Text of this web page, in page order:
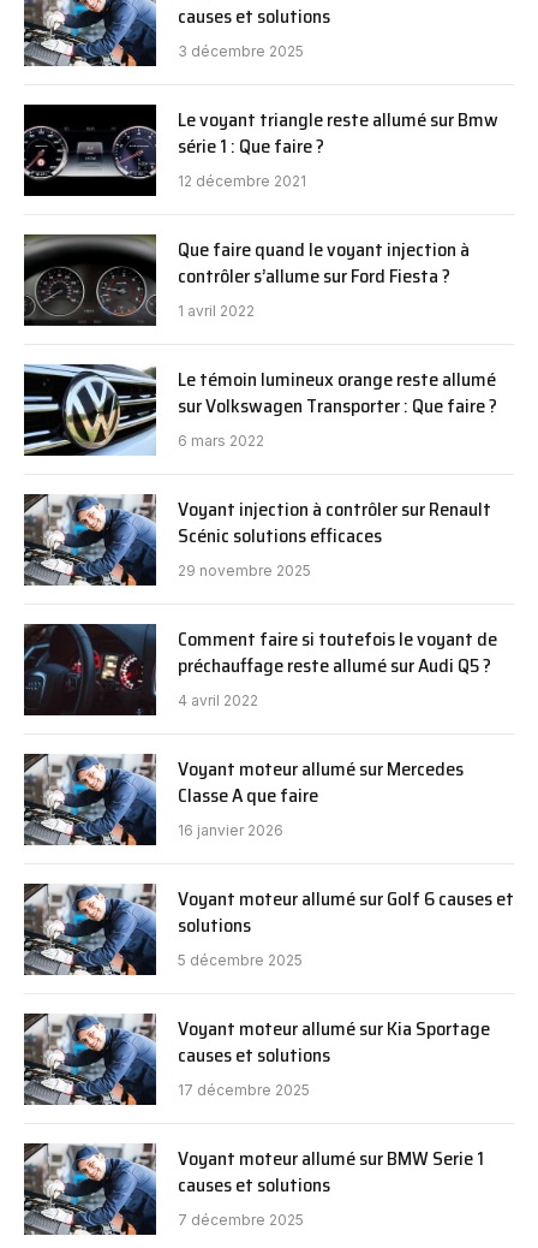
causes et solutions
3 décembre 2025
Le voyant triangle reste allumé sur Bmw
série 1 : Que faire ?
12 décembre 2021
Que faire quand le voyant injection à
contrôler s’allume sur Ford Fiesta ?
1 avril 2022
Le témoin lumineux orange reste allumé
sur Volkswagen Transporter : Que faire ?
6 mars 2022
Voyant injection à contrôler sur Renault
Scénic solutions efficaces
29 novembre 2025
Comment faire si toutefois le voyant de
préchauffage reste allumé sur Audi Q5 ?
4 avril 2022
Voyant moteur allumé sur Mercedes
Classe A que faire
16 janvier 2026
Voyant moteur allumé sur Golf 6 causes et
solutions
5 décembre 2025
Voyant moteur allumé sur Kia Sportage
causes et solutions
17 décembre 2025
Voyant moteur allumé sur BMW Serie 1
causes et solutions
7 décembre 2025